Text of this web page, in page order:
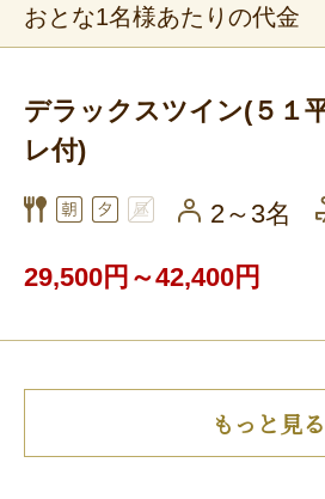
おとな1名様あたりの代金
デラックスツイン(５１
レ付)
2～3名
29,500円～42,400円
もっと見る